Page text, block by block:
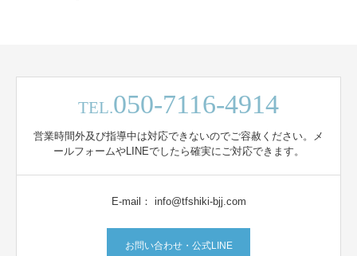
TEL.050-7116-4914
営業時間外及び指導中は対応できないのでご容赦ください。メ
ールフォームやLINEでしたら確実にご対応できます。
E-mail： info@tfshiki-bjj.com
お問い合わせ・公式LINE